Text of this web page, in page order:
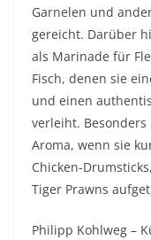
Garnelen und
gereicht. Darüber
als Marinade für
Fisch, denen sie
und einen
verleiht.
Aroma, wenn sie
Chicken-
Tiger Prawns
Philipp Kohlweg –